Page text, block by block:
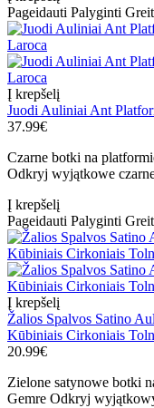
Pageidauti Palyginti
Į krepšelį
Juodi Auliniai Ant
37.99€
Czarne botki na
Odkryj wyjątkowe
Į krepšelį
Pageidauti Palyginti
Į krepšelį
Žalios Spalvos Satino
Kūbiniais Cirkoniais
20.99€
Zielone satynowe botki
Gemre Odkryj